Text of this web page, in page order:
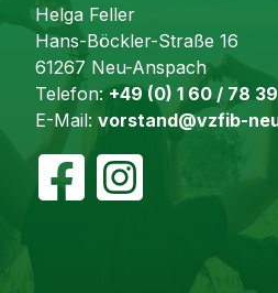
Helga Feller
Hans-Böckler-Straße 16
61267 Neu-Anspach
Telefon: +49 (0) 1 60 / 78
E-Mail: vorstand@vzfib-